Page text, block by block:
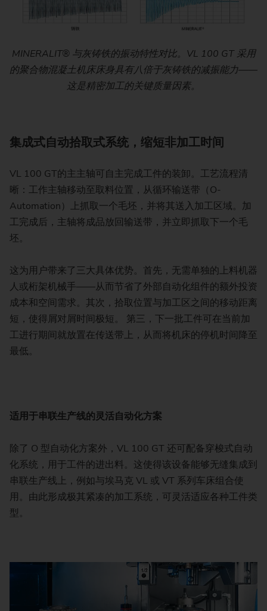
MINERALIT® 与灰铸铁的振动特性对比。VL 100 GT 采用
的聚合物混凝土机床床身具有八倍于灰铸铁的减振能力——
这是精密加工的关键质量因素。
集成式自动拾取式系统，缩短非加工时间
VL 100 GT的主主轴可自主完成工件的装卸。工艺流程清
晰：工作主轴移动至取料位置，从循环输送带（O-
Automation）上抓取一个毛坯，并将其送入加工区域。加
工完成后，主轴将成品放回输送带，并立即抓取下一个毛
坯。
这为用户带来了三大具体优势。首先，无需单独的上料机器
人或桁架机械手——从而节省了外部自动化组件的额外投资
成本和空间需求。其次，拾取位置与加工区之间的移动距离
短，使得屑对屑时间极短。 第三，下一批工件可在当前加
工进行期间就放置在传送带上，从而将机床的停机时间降至
最低。
适用于串联生产线的灵活自动化方案
除了 O 型自动化方案外，VL 100 GT 还可配备穿梭式自动
化系统，用于工件的进出料。这使得该设备能够无缝集成到
串联生产线上，例如与埃马克 VL 或 VT 系列车床组合使
用。由此形成极其紧凑的加工系统，可灵活适应各种工件类
型。